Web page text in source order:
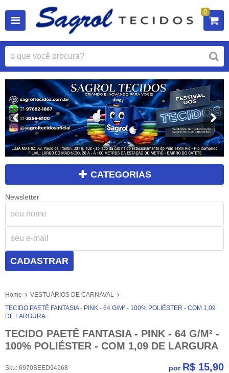
0
CATEGORIAS
Newsletter
CADASTRAR
Home
VESTUÁRIOS DE CARNAVAL
TECIDO PAETÊ FANTASIA - PINK - 64 G/M² - 100% POLIÉSTER - COM 1,09
DE LARGURA
TECIDO PAETÊ FANTASIA - PINK - 64 G/M² -
100% POLIÉSTER - COM 1,09 DE LARGURA
Sku: 6970BEED94968
por R$ 15,90